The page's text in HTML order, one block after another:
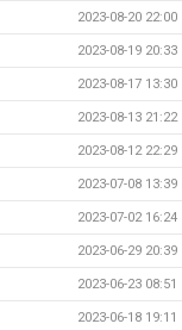
2023-08-20 22:00
2023-08-19 20:33
2023-08-17 13:30
2023-08-13 21:22
2023-08-12 22:29
2023-07-08 13:39
2023-07-02 16:24
2023-06-29 20:39
2023-06-23 08:51
2023-06-18 19:11